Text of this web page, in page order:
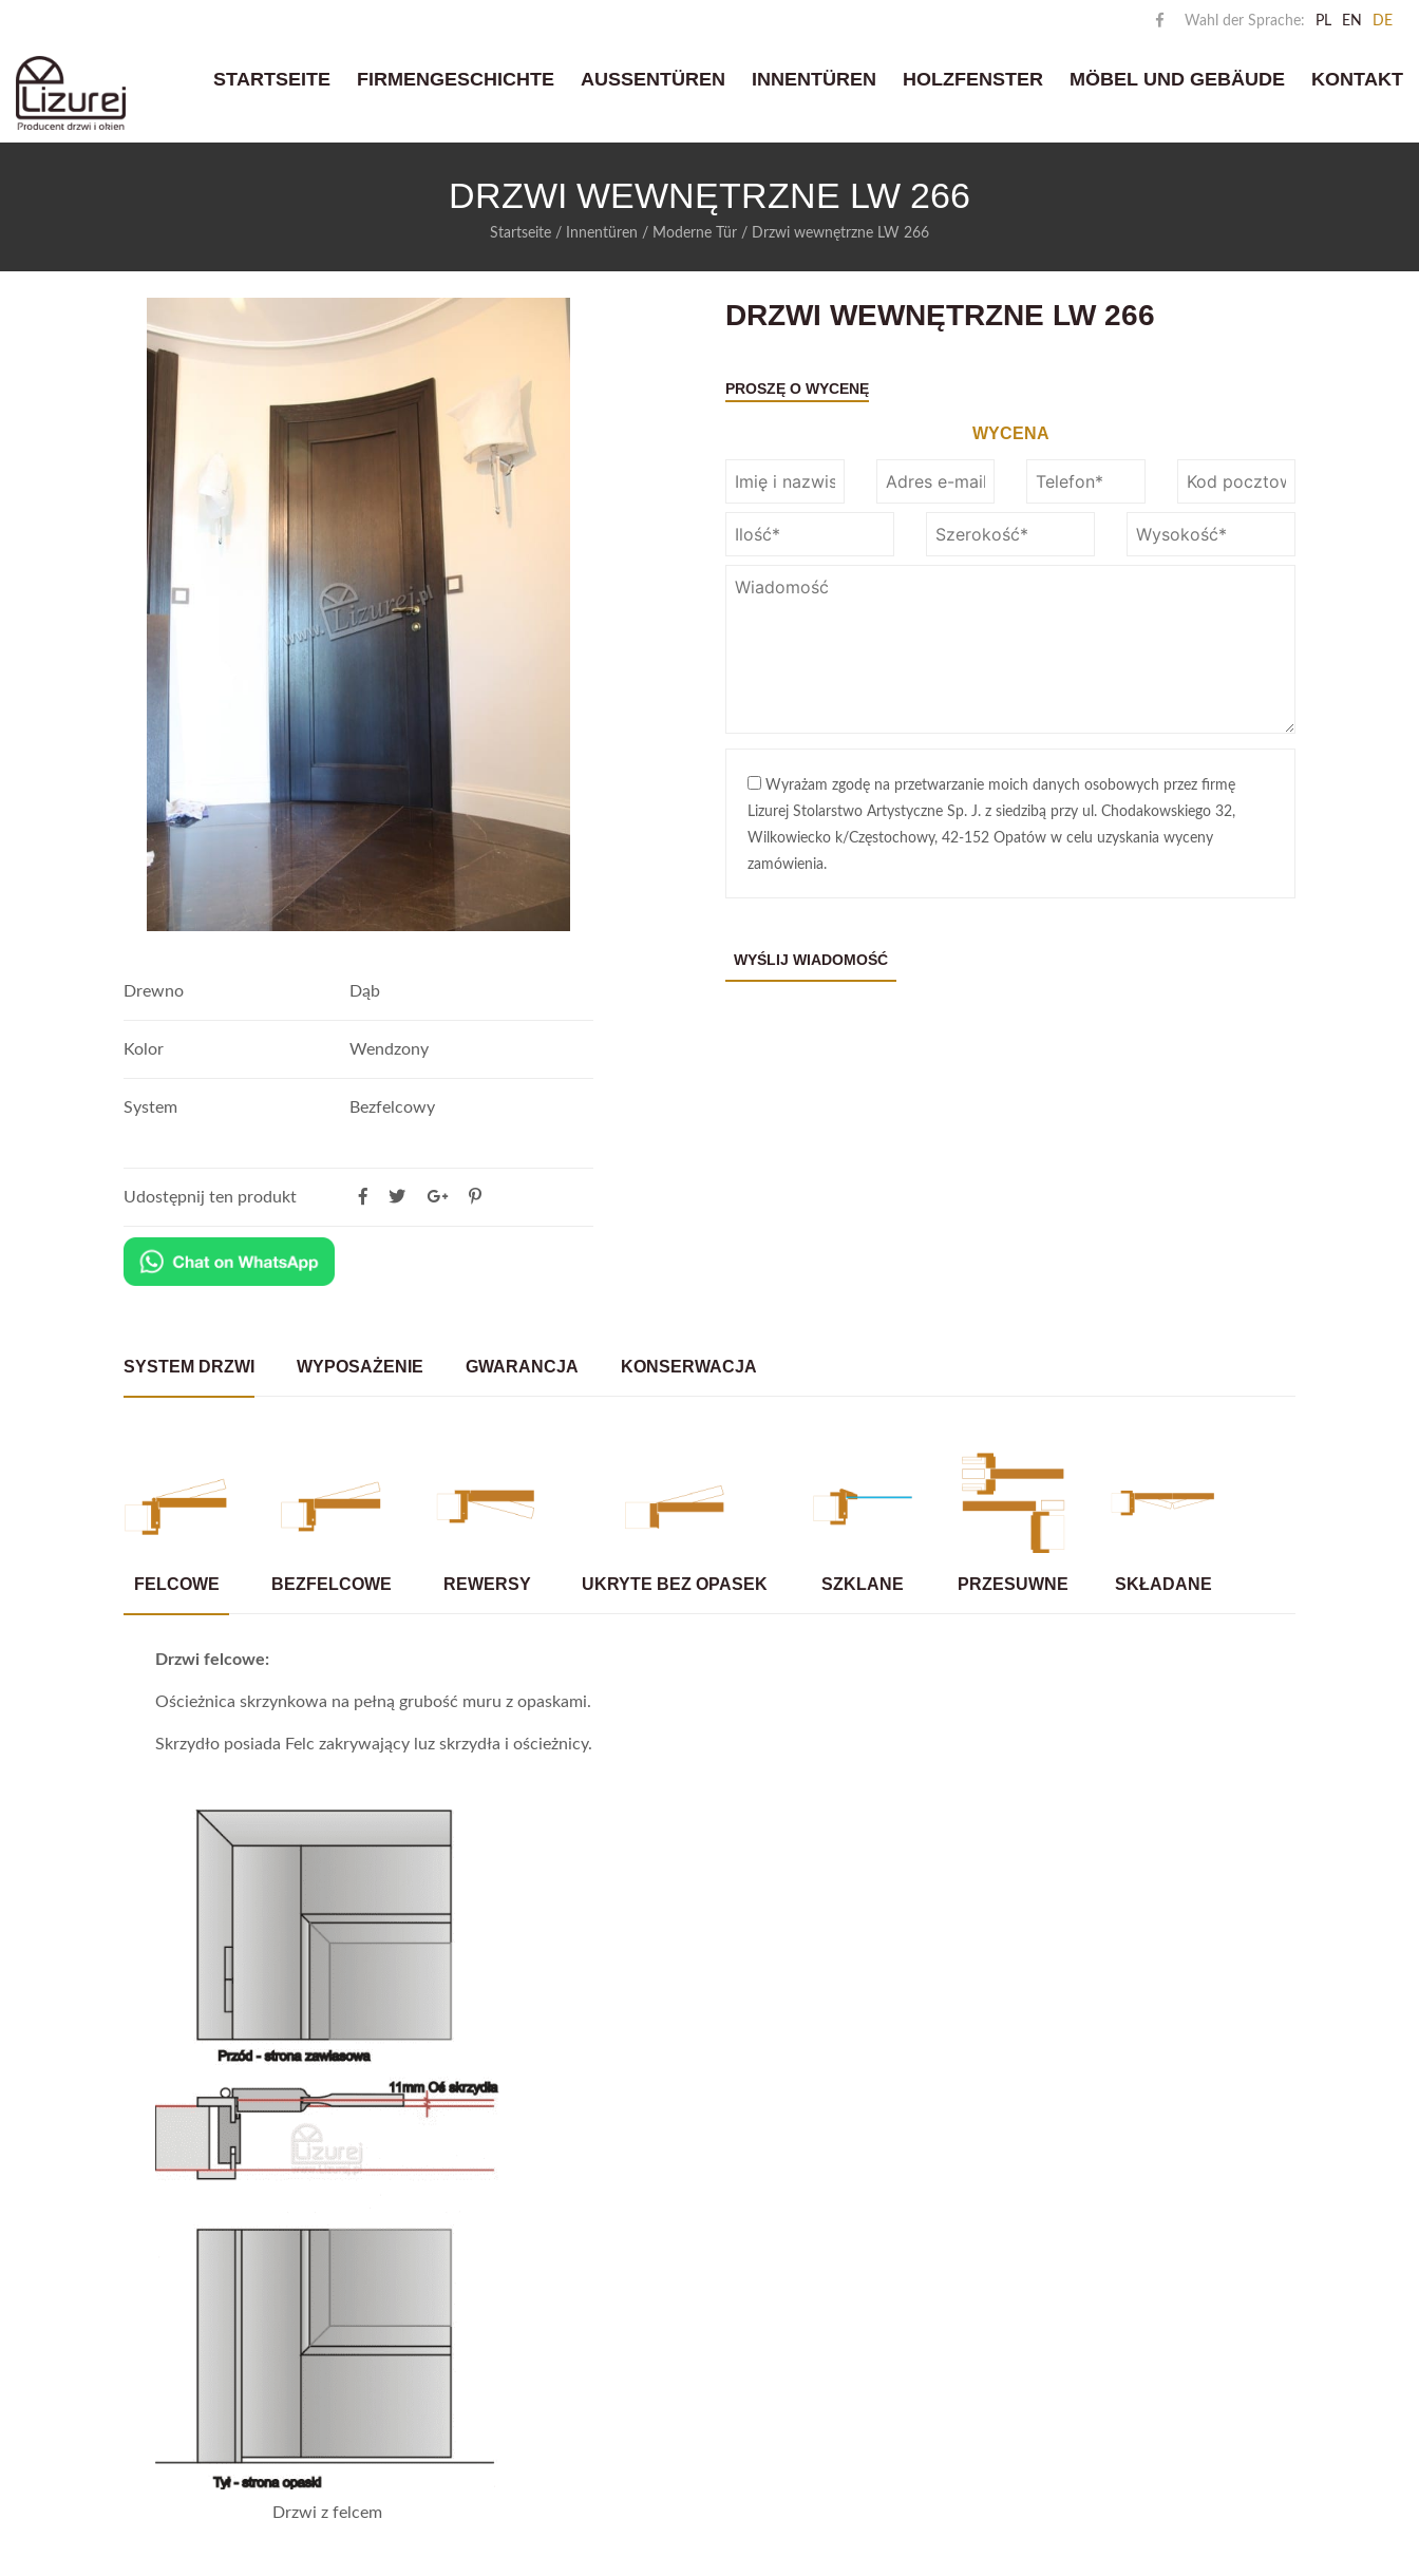
Wahl der Sprache: PL EN DE
STARTSEITE FIRMENGESCHICHTE AUSSENTÜREN INNENTÜREN HOLZFENSTER MÖBEL UND GEBÄUDE KONTAKT
DRZWI WEWNĘTRZNE LW 266
Startseite / Innentüren / Moderne Tür / Drzwi wewnętrzne LW 266
Drewno Dąb
Kolor Wendzony
System Bezfelcowy
Udostępnij ten produkt
DRZWI WEWNĘTRZNE LW 266
PROSZĘ O WYCENĘ
WYCENA
Wyrażam zgodę na przetwarzanie moich danych osobowych przez firmę
Lizurej Stolarstwo Artystyczne Sp. J. z siedzibą przy ul. Chodakowskiego 32,
Wilkowiecko k/Częstochowy, 42-152 Opatów w celu uzyskania wyceny
zamówienia.
SYSTEM DRZWI WYPOSAŻENIE GWARANCJA KONSERWACJA
FELCOWE BEZFELCOWE REWERSY UKRYTE BEZ OPASEK SZKLANE PRZESUWNE SKŁADANE
Drzwi felcowe:
Ościeżnica skrzynkowa na pełną grubość muru z opaskami.
Skrzydło posiada Felc zakrywający luz skrzydła i ościeżnicy.
Drzwi z felcem